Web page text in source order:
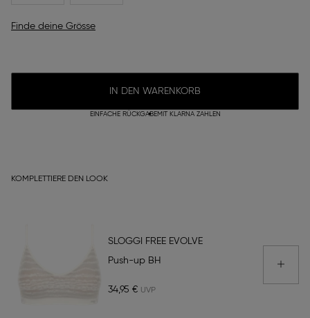
Finde deine Grösse
IN DEN WARENKORB
EINFACHE RÜCKGABEMIT KLARNA ZAHLEN
KOMPLETTIERE DEN LOOK
SLOGGI FREE EVOLVE
Push-up BH
34,95 €